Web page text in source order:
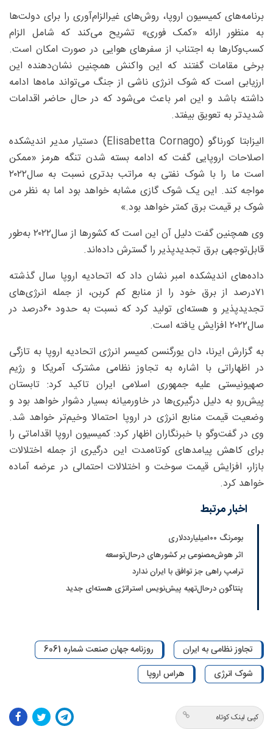
برنامه‌های کمیسیون اروپا، روش‌های غیرالزام‌‌آوری را برای دولت‌ها
به منظور ارائه «کمک فوری» تشریح می‌کند که شامل الزام
کسب‌وکارها به اجتناب از سفرهای هوایی در صورت امکان است.
برخی مقامات گفتند که این واکنش همچنین نشان‌دهنده این
ارزیابی است که شوک انرژی ناشی از جنگ می‌تواند ماه‌ها ادامه
داشته باشد‌ و این امر باعث می‌شود که در حال حاضر اقدامات
شدیدتر به تعویق بیفتد.
الیزابتا کورناگو (Elisabetta Cornago) دستیار مدیر اندیشکده
اصلاحات اروپایی گفت که ادامه بسته شدن تنگه هرمز «ممکن
است ما را با شوک نفتی به مراتب بدتری نسبت به سال‌۲۰۲۲
مواجه کند. این یک شوک گازی مشابه خواهد بود اما به نظر من
شوک بر قیمت برق کمتر خواهد بود.»
وی همچنین گفت دلیل آن این است که کشورها از سال۲۰۲۲ به‌طور
قابل‌توجهی برق تجدیدپذیر را گسترش داده‌اند.
داده‌های اندیشکده امبر نشان داد که اتحادیه اروپا سال گذشته
۷۱‌درصد از برق خود را از منابع کم کربن، از جمله انرژی‌های
تجدیدپذیر و هسته‌ای تولید کرد که نسبت به حدود ۶۰‌درصد در
سال‌۲۰۲۲ افزایش یافته است.
به گزارش ایرنا، دان یورگنسن کمیسر انرژی اتحادیه اروپا به تازگی
در اظهاراتی با اشاره به تجاوز نظامی مشترک آمریکا و رژیم
صهیونیستی علیه جمهوری اسلامی ایران تاکید کرد: تابستان
پیش‌رو به دلیل درگیری‌ها در خاورمیانه بسیار دشوار خواهد بود و
وضعیت قیمت منابع انرژی در اروپا احتمالا وخیم‌تر خواهد شد.
وی در گفت‌وگو با خبرنگاران اظهار کرد: کمیسیون اروپا اقداماتی را
برای کاهش پیامدهای کوتاه‌مدت این درگیری از جمله اختلالات
بازار، افزایش قیمت سوخت و اختلالات احتمالی در عرضه آماده
خواهد کرد.
اخبار مرتبط
بومرنگ ۱۰۰میلیارددلاری
اثر هوش‌مصنوعی بر کشورهای درحال‌توسعه
ترامپ راهی جز توافق با ایران ندارد
پنتاگون درحال‌تهیه پیش‌نویس استراتژی هسته‌ای جدید
تجاوز نظامی به ایران
روزنامه جهان صنعت شماره 6061
شوک انرژی
هراس اروپا
کپی لینک کوتاه